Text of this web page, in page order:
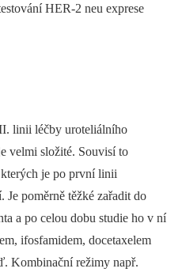
HER-2 neu exprese
linii léčby uroteliálního
velmi složité. Souvisí to
je po první linii
Je poměrně těžké zařadit do
a po celou dobu studie ho v ní
ifosfamidem, docetaxelem
Kombinační režimy např.